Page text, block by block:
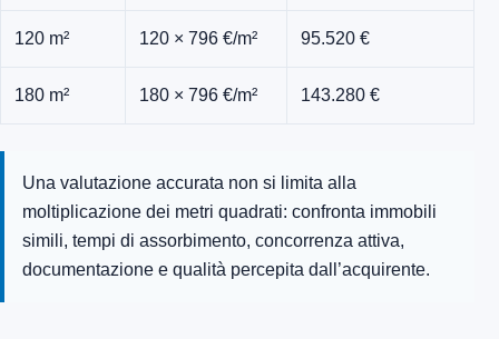
120 m² 120 × 796 €/m² 95.520 €
180 m² 180 × 796 €/m² 143.280 €
Una valutazione accurata non si limita alla
moltiplicazione dei metri quadrati: confronta immobili
simili, tempi di assorbimento, concorrenza attiva,
documentazione e qualità percepita dall’acquirente.